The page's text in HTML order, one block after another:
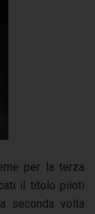
per la terza
il titolo piloti
seconda volta